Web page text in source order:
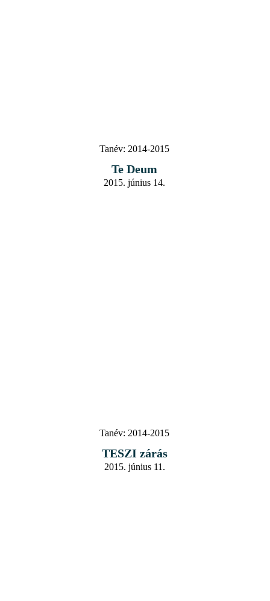
Tanév: 2014-2015
Te Deum
2015. június 14.
Tanév: 2014-2015
TESZI zárás
2015. június 11.